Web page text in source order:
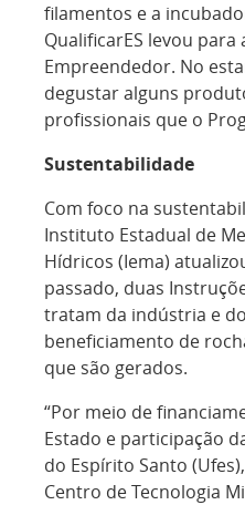
filamentos e a
QualificarES levou para
Empreendedor. No
degustar alguns
profissionais que o
Sustentabilidade
Com foco na
Instituto Estadual de
Hídricos (Iema)
passado, duas
tratam da indústria e
beneficiamento de
que são gerados.
“Por meio de
Estado e participação
do Espírito Santo
Centro de Tecnologia